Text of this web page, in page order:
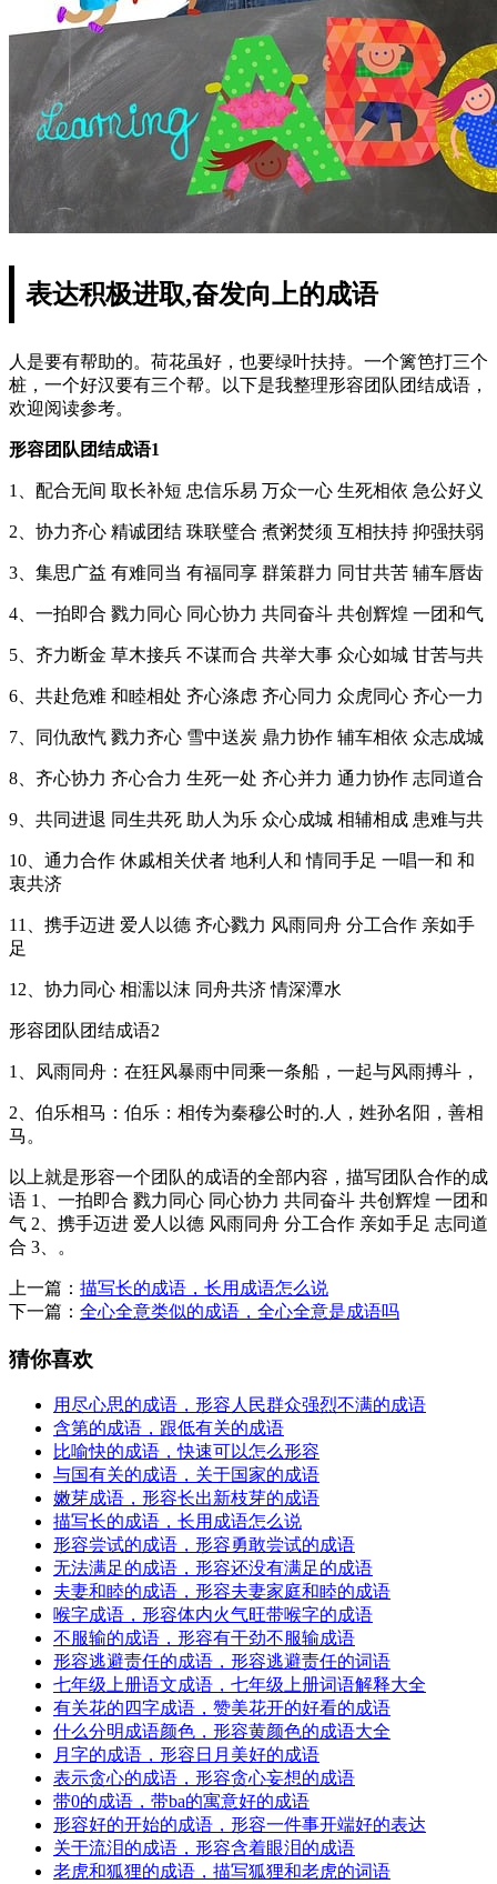
表达积极进取,奋发向上的成语
人是要有帮助的。荷花虽好，也要绿叶扶持。一个篱笆打三个
桩，一个好汉要有三个帮。以下是我整理形容团队团结成语，
欢迎阅读参考。
形容团队团结成语1
1、配合无间 取长补短 忠信乐易 万众一心 生死相依 急公好义
2、协力齐心 精诚团结 珠联璧合 煮粥焚须 互相扶持 抑强扶弱
3、集思广益 有难同当 有福同享 群策群力 同甘共苦 辅车唇齿
4、一拍即合 戮力同心 同心协力 共同奋斗 共创辉煌 一团和气
5、齐力断金 草木接兵 不谋而合 共举大事 众心如城 甘苦与共
6、共赴危难 和睦相处 齐心涤虑 齐心同力 众虎同心 齐心一力
7、同仇敌忾 戮力齐心 雪中送炭 鼎力协作 辅车相依 众志成城
8、齐心协力 齐心合力 生死一处 齐心并力 通力协作 志同道合
9、共同进退 同生共死 助人为乐 众心成城 相辅相成 患难与共
10、通力合作 休戚相关伏者 地利人和 情同手足 一唱一和 和
衷共济
11、携手迈进 爱人以德 齐心戮力 风雨同舟 分工合作 亲如手
足
12、协力同心 相濡以沫 同舟共济 情深潭水
形容团队团结成语2
1、风雨同舟：在狂风暴雨中同乘一条船，一起与风雨搏斗，
2、伯乐相马：伯乐：相传为秦穆公时的.人，姓孙名阳，善相
马。
以上就是形容一个团队的成语的全部内容，描写团队合作的成
语 1、一拍即合 戮力同心 同心协力 共同奋斗 共创辉煌 一团和
气 2、携手迈进 爱人以德 风雨同舟 分工合作 亲如手足 志同道
合 3、。
上一篇： 描写长的成语，长用成语怎么说
下一篇： 全心全意类似的成语，全心全意是成语吗
猜你喜欢
用尽心思的成语，形容人民群众强烈不满的成语
含第的成语，跟低有关的成语
比喻快的成语，快速可以怎么形容
与国有关的成语，关于国家的成语
嫩芽成语，形容长出新枝芽的成语
描写长的成语，长用成语怎么说
形容尝试的成语，形容勇敢尝试的成语
无法满足的成语，形容还没有满足的成语
夫妻和睦的成语，形容夫妻家庭和睦的成语
喉字成语，形容体内火气旺带喉字的成语
不服输的成语，形容有干劲不服输成语
形容逃避责任的成语，形容逃避责任的词语
七年级上册语文成语，七年级上册词语解释大全
有关花的四字成语，赞美花开的好看的成语
什么分明成语颜色，形容黄颜色的成语大全
月字的成语，形容日月美好的成语
表示贪心的成语，形容贪心妄想的成语
带0的成语，带ba的寓意好的成语
形容好的开始的成语，形容一件事开端好的表达
关于流泪的成语，形容含着眼泪的成语
老虎和狐狸的成语，描写狐狸和老虎的词语